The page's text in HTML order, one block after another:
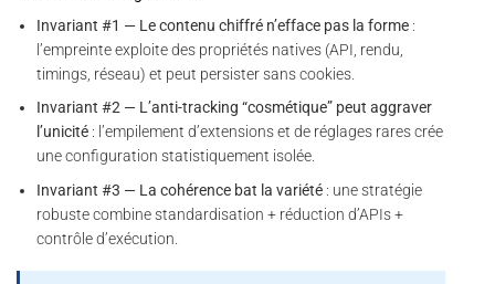
Invariant #1 — Le contenu chiffré n’efface pas la forme :
l’empreinte exploite des propriétés natives (API, rendu,
timings, réseau) et peut persister sans cookies.
Invariant #2 — L’anti-tracking “cosmétique” peut aggraver
l’unicité : l’empilement d’extensions et de réglages rares crée
une configuration statistiquement isolée.
Invariant #3 — La cohérence bat la variété : une stratégie
robuste combine standardisation + réduction d’APIs +
contrôle d’exécution.